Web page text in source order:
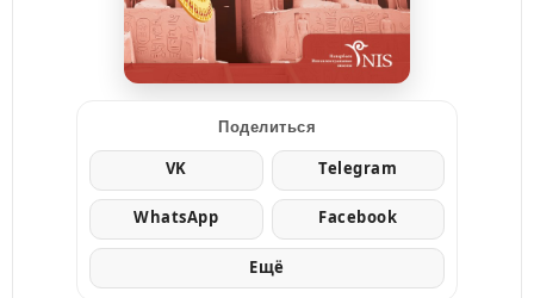
Поделиться
VK Telegram
WhatsApp Facebook
Ещё